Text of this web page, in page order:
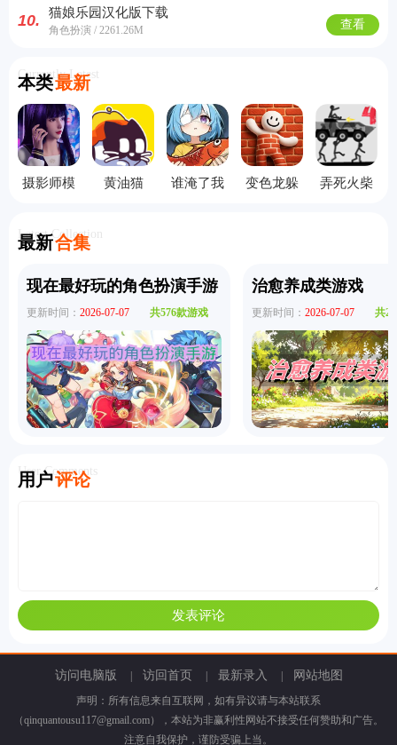
10. 猫娘乐园汉化版下载
角色扮演 / 2261.26M 查看
本类最新
Currently Latest
摄影师模
版
黄油猫
谁淹了我
变色龙躲
弄死火柴
最新合集
Latest Collection
现在最好玩的角色扮演手游
更新时间： 2026-07-07 共576款游戏
治愈养成类游戏
更新时间： 2026-07-07 共
用户评论
User Comments
访问电脑版 | 访回首页 | 最新录入 | 网站地图
声明：所有信息来自互联网，如有异议请与本站联系
（qinquantousu117@gmail.com），本站为非赢利性网站不接受任何赞助和广告。
注意自我保护，谨防受骗上当。